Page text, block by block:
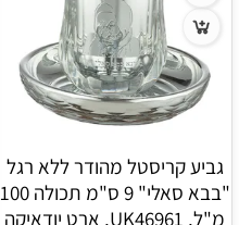
גביע קריסטל מהודר ללא רגל
"בבא סאלי" 9 ס"מ תכולה 100
מ"ל, UK46961, ארט יודאיקה